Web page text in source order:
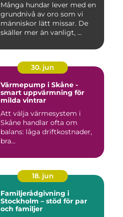
Många hundar lever med en
grundnivå av oro som vi
människor lätt missar. De
skäller mer än vanligt, ...
30. jun
Värmepump i Skåne -
smart uppvärmning för
milda vintrar
Att välja värmesystem i
Skåne handlar ofta om
balans: låga driftkostnader,
bra...
18. jun
Familjerådgivning i
Stockholm – stöd för par
och familjer